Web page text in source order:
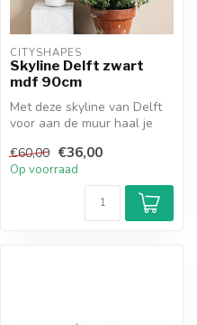
CITYSHAPES
Skyline Delft zwart
mdf 90cm
Met deze skyline van Delft
voor aan de muur haal je
huis...
€60,00 €36,00
Op voorraad